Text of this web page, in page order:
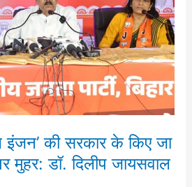
की सरकार के किए जा
मुहर: डॉ. दिलीप जायसवाल